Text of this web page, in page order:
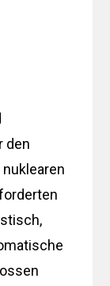
den